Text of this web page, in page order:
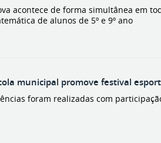
acontece de forma simultânea em
de alunos de 5º e 9º ano
municipal promove festival
foram realizadas com